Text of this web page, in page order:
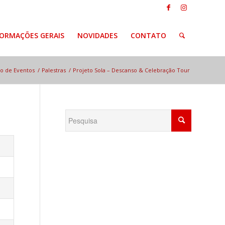
GERAIS NOVIDADES CONTATO
de Eventos / Palestras / Projeto Sola – Descanso & Celebração Tour